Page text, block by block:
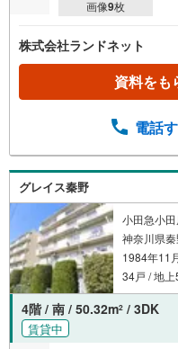
画像9枚
株式会社ランドネット
資料をも
電話
グレイス秦野
小田急小
神奈川県
1984年11
34戸 / 地
4階 / 南 / 50.32m2 / 3DK
賃貸中